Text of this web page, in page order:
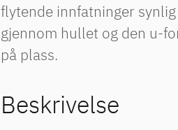
flytende innfatninger
gjennom hullet og den u-
på plass.
Beskrivelse